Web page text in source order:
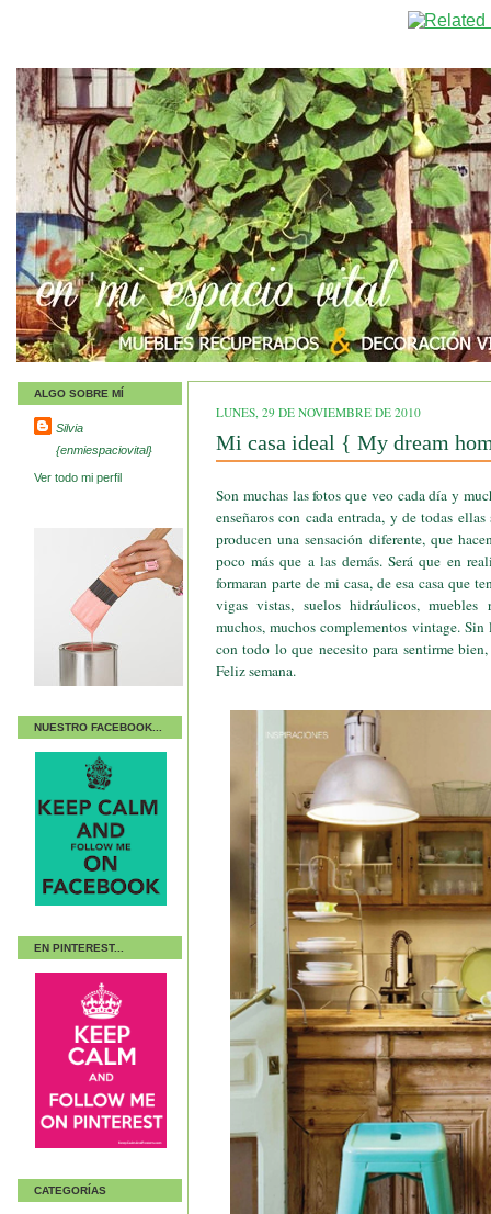
ALGO SOBRE MÍ
Silvia
{enmiespaciovital}
Ver todo mi perfil
NUESTRO FACEBOOK...
EN PINTEREST...
CATEGORÍAS
LUNES, 29 DE NOVIEMBRE DE 2010
Mi casa ideal { My dream
Son muchas las fotos que veo cada día y
enseñaros con cada entrada, y de todas
producen una sensación diferente, que
poco más que a las demás. Será que en
formaran parte de mi casa, de esa casa que
vigas vistas, suelos hidráulicos, muebles
muchos, muchos complementos vintage.
con todo lo que necesito para sentirme
Feliz semana.